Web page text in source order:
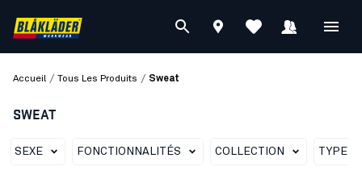
Accueil / Tous Les Produits / Sweat
SWEAT
SEXE FONCTIONNALITÉS COLLECTION TYPE